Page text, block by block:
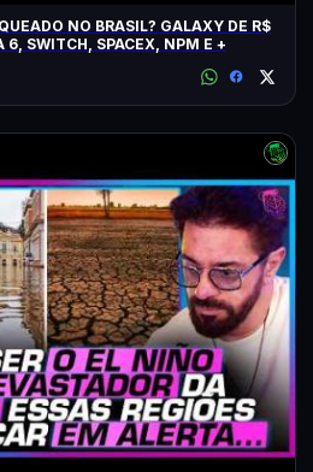
NO BRASIL? GALAXY DE R$
20 MIL? CHATGPT, GTA 6, SWITCH, SPACEX, NPM E +